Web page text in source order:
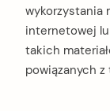
wykorzystania
internetowej
takich
powiązanych